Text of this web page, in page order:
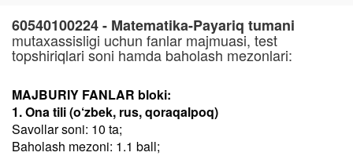
60540100224 - Matematika-Payariq tumani
mutaxassisligi uchun fanlar majmuasi, test
topshiriqlari soni hamda baholash mezonlari:
MAJBURIY FANLAR bloki:
1. Ona tili (o‘zbek, rus, qoraqalpoq)
Savollar soni: 10 ta;
Baholash mezoni: 1.1 ball;